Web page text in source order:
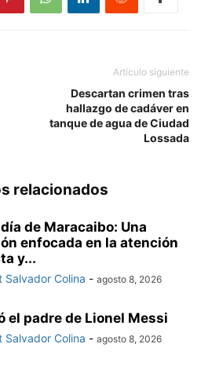
Artículo siguiente
Descartan crimen tras
hallazgo de cadáver en
tanque de agua de Ciudad
Lossada
relacionados
de Maracaibo: Una
enfocada en la atención
y...
Salvador Colina - agosto 8, 2026
el padre de Lionel Messi
Salvador Colina - agosto 8, 2026